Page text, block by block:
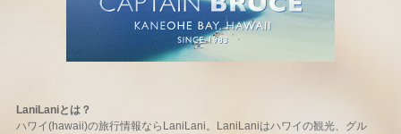
LaniLaniとは？
ハワイ(hawaii)の旅行情報ならLaniLani。LaniLaniはハワイの観光、グル